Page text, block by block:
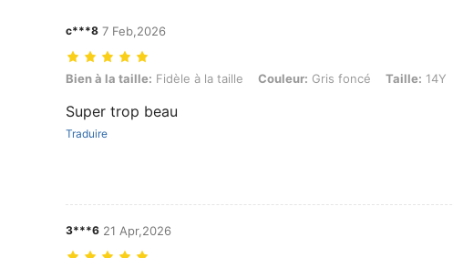
c***8 7 Feb,2026
Bien à la taille: Fidèle à la taille, Couleur: Gris foncé, Taille: 14Y
Bien à la taille: Fidèle à la taille Couleur: Gris foncé Taille: 14Y
Super trop beau
Traduire
3***6 21 Apr,2026